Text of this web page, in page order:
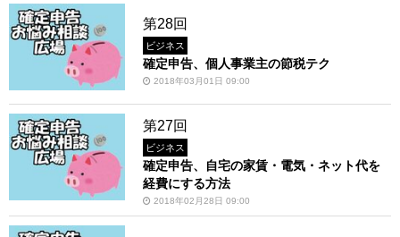
第28回
ビジネス
確定申告、個人事業主の節税テク
2018年03月01日 09:00
第27回
ビジネス
確定申告、自宅の家賃・電気・ネット代を
経費にする方法
2018年02月28日 09:00